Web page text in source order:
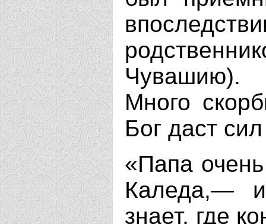
Чувашию).
Много
Бог даст
«Папа
Каледа,—
знает, где